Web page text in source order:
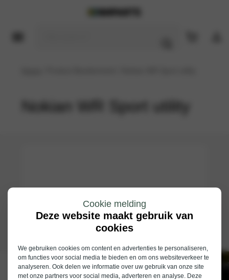
Cookie melding
Deze website maakt gebruik van
cookies
We gebruiken cookies om content en advertenties te personaliseren,
om functies voor social media te bieden en om ons websiteverkeer te
analyseren. Ook delen we informatie over uw gebruik van onze site
met onze partners voor social media, adverteren en analyse. Deze
Nokian WR Sport utility
Schrijf je in voor de nieuwsbrief van
Nieuwenhuijse